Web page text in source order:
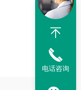
电话咨询